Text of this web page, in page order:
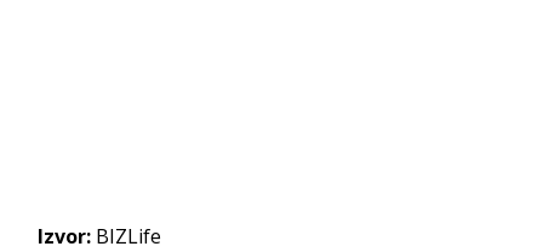
Izvor: BIZLife